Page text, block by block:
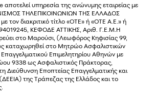
αποτελεί υπηρεσία της ανώνυµης εταιρείας µε
ΤΗΛΕΠΙΚΟΙΝΩΝΙΩΝ ΤΗΣ ΕΛΛΑΔΟΣ
τον διακριτικό τίτλο «OTE» ή «ΟΤΕ Α.Ε.» ή
ΚΕΦΟΔΕ ΑΤΤΙΚΗΣ, Αριθ. Γ.Ε.Μ.Η
στο Μαρούσι, (Λεωφόρος Κηφισίας 99,
καταχωρηθεί στο Μητρώο Ασφαλιστικών
Επιµελητηρίου Αθηνών µε
9338 ως Ασφαλιστικός Πράκτορας,
Διεύθυνση Εποπτείας Επαγγελματικής και
της Τράπεζας της Ελλάδος και το